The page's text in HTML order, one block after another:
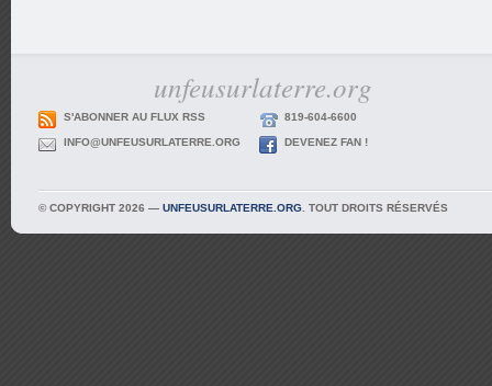
unfeusurlaterre.org
S'ABONNER AU FLUX RSS 819-604-6600
INFO@UNFEUSURLATERRE.ORG DEVENEZ FAN !
© COPYRIGHT 2026 — UNFEUSURLATERRE.ORG . TOUT DROITS RÉSERVÉS